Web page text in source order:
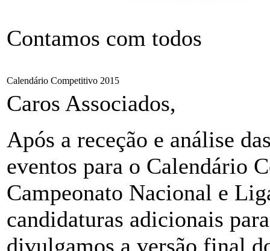
Contamos com todos
Calendário Competitivo 2015
Caros Associados,
Após a receção e análise
eventos para o Calendário
Campeonato Nacional e
candidaturas adicionais
divulgamos a versão final